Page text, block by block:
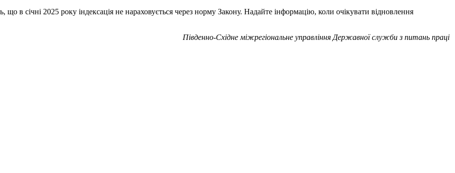
в січні 2025 року індексація не нараховується через норму Закону. Надайте інформацію, коли очікувати відновлення
Південно-Східне міжрегіональне управління Державної служби з питань праці